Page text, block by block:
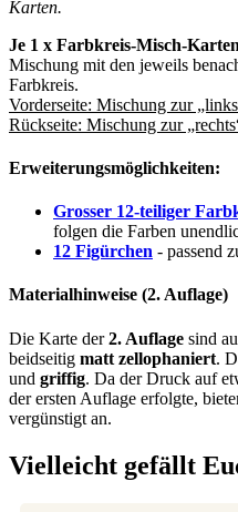
Karten.
Je 1 x Farbkreis-Misch-Karten
Mischung mit den jeweils
Farbkreis.
Vorderseite: Mischung zur
Rückseite: Mischung zur
Erweiterungsmöglichkeiten:
Grosser 12-teiliger
folgen die Farben
12 Figürchen - passend
Materialhinweise (2. Auflage)
Die Karte der2. Auflage sind
beidseitig matt zellophaniert.
und griffig. Da der Druck auf
der ersten Auflage erfolgte,
vergünstigt an.
Vielleicht gefällt